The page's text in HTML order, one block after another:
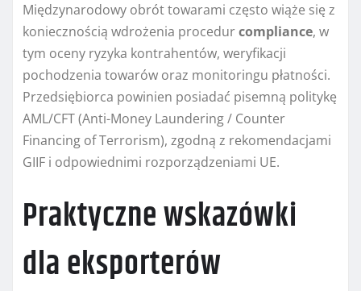
Międzynarodowy obrót towarami często wiąże się z
koniecznością wdrożenia procedurcompliance, w
tym oceny ryzyka kontrahentów, weryfikacji
pochodzenia towarów oraz monitoringu płatności.
Przedsiębiorca powinien posiadać pisemną politykę
AML/CFT (Anti-Money Laundering / Counter
Financing of Terrorism), zgodną z rekomendacjami
GIIF i odpowiednimi rozporządzeniami UE.
Praktyczne wskazówki
dla eksporterów